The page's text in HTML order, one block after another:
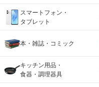
スマートフォン・
タブレット
本・雑誌・コミック
キッチン用品・
食器・調理器具